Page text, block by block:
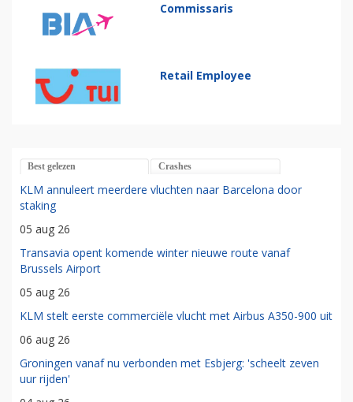
Commissaris
Retail Employee
Best gelezen Crashes
KLM annuleert meerdere vluchten naar Barcelona door
staking
05 aug 26
Transavia opent komende winter nieuwe route vanaf
Brussels Airport
05 aug 26
KLM stelt eerste commerciële vlucht met Airbus A350-900 uit
06 aug 26
Groningen vanaf nu verbonden met Esbjerg: 'scheelt zeven
uur rijden'